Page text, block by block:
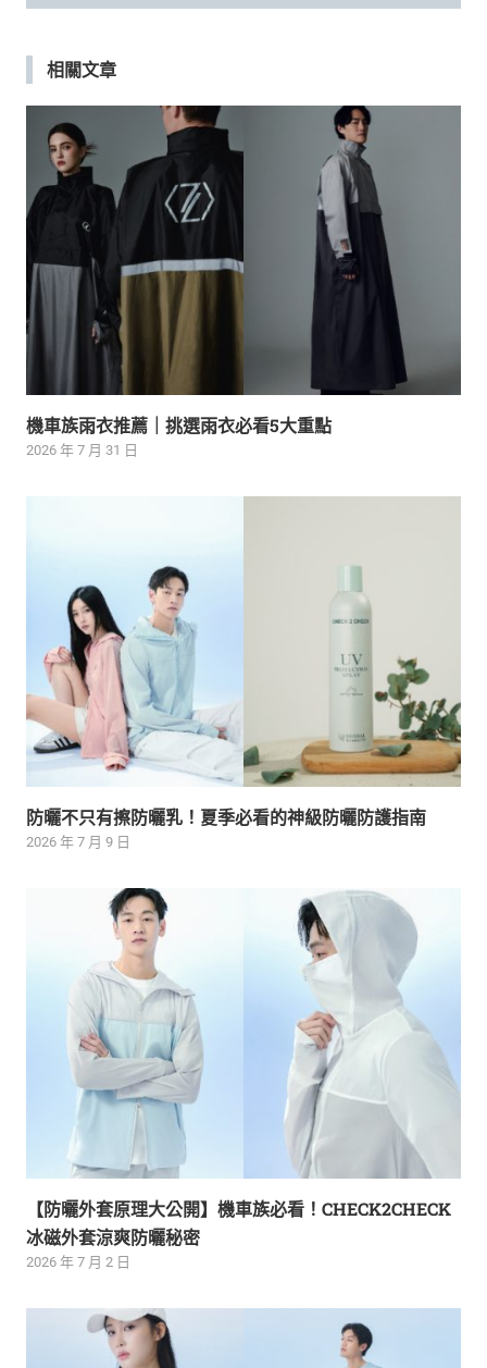
導
覽相關文章
機車族雨衣推薦｜挑選雨衣必看5大重點
2026 年 7 月 31 日
防曬不只有擦防曬乳！夏季必看的神級防曬防護指南
2026 年 7 月 9 日
【防曬外套原理大公開】機車族必看！CHECK2CHECK
冰磁外套涼爽防曬秘密
2026 年 7 月 2 日